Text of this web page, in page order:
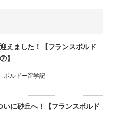
えました！【フランスボルド
】
ボルドー留学記
いに砂丘へ！【フランスボルド